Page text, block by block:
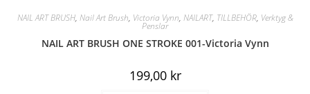
NAIL ART BRUSH, Nail Art Brush, Victoria Vynn, NAILART, TILLBEHÖR, Verktyg &
Penslar
NAIL ART BRUSH ONE STROKE 001-Victoria Vynn
199,00 kr